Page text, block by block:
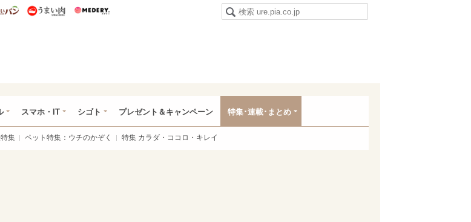
集
めし うまいパン うまい肉
スマホ・IT シゴト プレゼント＆キャンペーン 特集･連載･まとめ
集 ペット特集：ウチのかぞく 特集 カラダ・ココロ・キレイ